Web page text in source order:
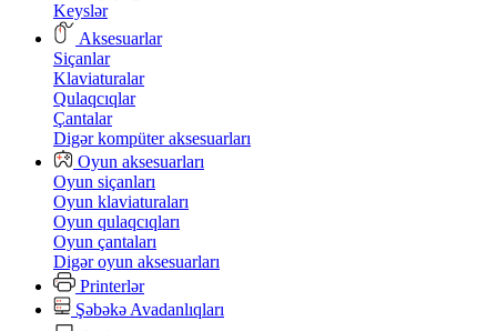
Keyslər
Aksesuarlar
Siçanlar
Klaviaturalar
Qulaqcıqlar
Çantalar
Digər kompüter aksesuarları
Oyun aksesuarları
Oyun siçanları
Oyun klaviaturaları
Oyun qulaqcıqları
Oyun çantaları
Digər oyun aksesuarları
Printerlər
Şəbəkə Avadanlıqları